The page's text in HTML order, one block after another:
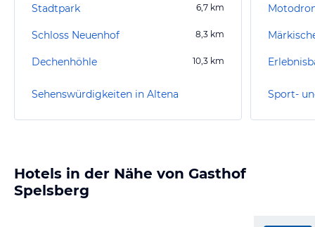
Stadtpark 6,7 km
Schloss Neuenhof 8,3 km
Dechenhöhle 10,3 km
Sehenswürdigkeiten in Altena Sport-
Hotels in der Nähe von Gasthof
Spelsberg